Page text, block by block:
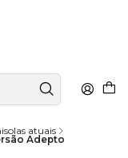
atuais
Adepto